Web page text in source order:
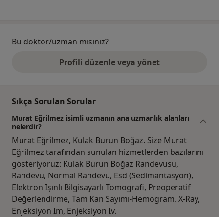
Bu doktor/uzman mısınız?
Profili düzenle veya yönet
Sıkça Sorulan Sorular
Murat Eğrilmez isimli uzmanın ana uzmanlık alanları
nelerdir?
Murat Eğrilmez, Kulak Burun Boğaz. Size Murat
Eğrilmez tarafından sunulan hizmetlerden bazılarını
gösteriyoruz: Kulak Burun Boğaz Randevusu,
Randevu, Normal Randevu, Esd (Sedimantasyon),
Elektron Işınlı Bilgisayarlı Tomografi, Preoperatif
Değerlendirme, Tam Kan Sayımı-Hemogram, X-Ray,
Enjeksiyon Im, Enjeksiyon Iv.